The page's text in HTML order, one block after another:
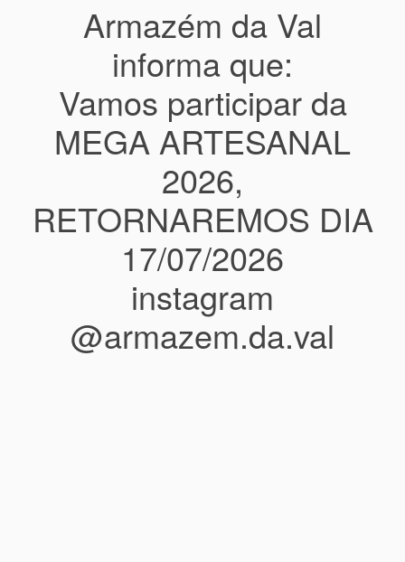
Armazém da Val
informa que:
Vamos participar da
MEGA ARTESANAL
2026,
RETORNAREMOS DIA
17/07/2026
instagram
@armazem.da.val